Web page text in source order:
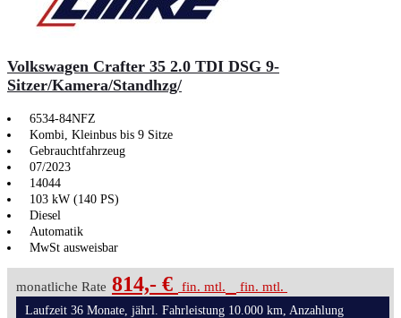
Volkswagen Crafter 35 2.0 TDI DSG 9-
Sitzer/Kamera/Standhzg/
6534-84NFZ
Kombi, Kleinbus bis 9 Sitze
Gebrauchtfahrzeug
07/2023
14044
103 kW (140 PS)
Diesel
Automatik
MwSt ausweisbar
monatliche Rate 814,- € fin. mtl. fin. mtl.
Laufzeit 36 Monate, jährl. Fahrleistung 10.000 km, Anzahlung